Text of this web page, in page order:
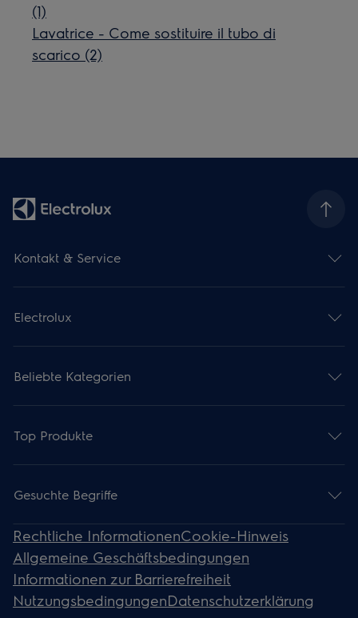
(1)
Lavatrice - Come sostituire il tubo di
scarico (2)
Kontakt & Service
Electrolux
Beliebte Kategorien
Top Produkte
Gesuchte Begriffe
Rechtliche InformationenCookie-Hinweis
Allgemeine Geschäftsbedingungen
Informationen zur Barrierefreiheit
NutzungsbedingungenDatenschutzerklärung